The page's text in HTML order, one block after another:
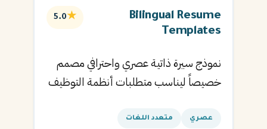
Bilingual Resume
Templates
★
5.0
نموذج سيرة ذاتية عصري واحترافي مصمم
خصيصاً ليناسب متطلبات أنظمة التوظيف
القادمة.
عصري متعدد اللغات